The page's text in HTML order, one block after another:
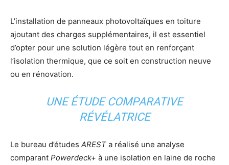
L’installation de panneaux photovoltaïques en toiture
ajoutant des charges supplémentaires, il est essentiel
d’opter pour une solution légère tout en renforçant
l’isolation thermique, que ce soit en construction neuve
ou en rénovation.
UNE ÉTUDE COMPARATIVE
RÉVÉLATRICE
Le bureau d’études AREST a réalisé une analyse
comparant Powerdeck+ à une isolation en laine de roche